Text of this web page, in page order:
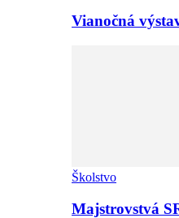
Vianočná
Školstvo
Majstrovstvá